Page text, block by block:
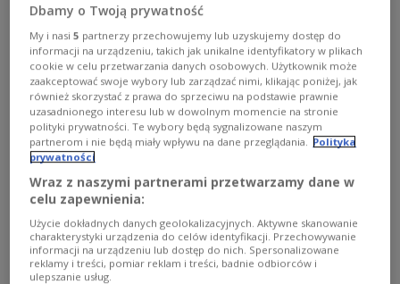
Zobacz więcej na temat:Lekkoatletyka
Lekkoatletyczne ME: Shegumo
zrealizował plan w stu procentach
Dbamy o Twoją prywatność
My i nasi5 partnerzy przechowujemy lub uzyskujemy dostęp do
informacji na urządzeniu, takich jak unikalne identyfikatory w plikach
cookie w celu przetwarzania danych osobowych. Użytkownik może
zaakceptować swoje wybory lub zarządzać nimi, klikając poniżej, jak
również skorzystać z prawa do sprzeciwu na podstawie prawnie
uzasadnionego interesu lub w dowolnym momencie na stronie
polityki prywatności. Te wybory będą sygnalizowane naszym
partnerom i nie będą miały wpływu na dane przeglądania.
Polityka
prywatności
Wraz z naszymi partnerami przetwarzamy dane w
celu zapewnienia:
Użycie dokładnych danych geolokalizacyjnych. Aktywne skanowanie
charakterystyki urządzenia do celów identyfikacji. Przechowywanie
informacji na urządzeniu lub dostęp do nich. Spersonalizowane
reklamy i treści, pomiar reklam i treści, badnie odbiorców i
ulepszanie usług.